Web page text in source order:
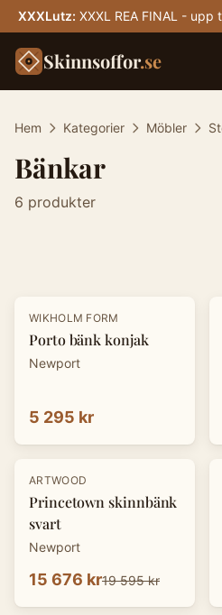
XXXLutz: XXXL REA FINAL - upp
Skinnsoffor.se
Hem Kategorier Möbler
Bänkar
6 produkter
WIKHOLM FORM
Porto bänk konjak
Newport
5 295 kr
-20%
ARTWOOD
Princetown skinnbänk
svart
Newport
15 676 kr19 595 kr